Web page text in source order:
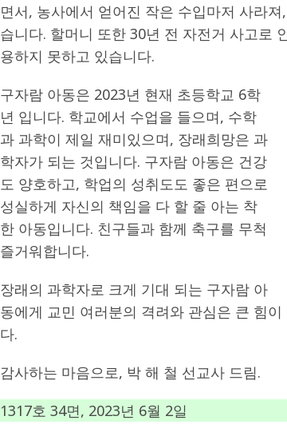
면서, 농사에서 얻어진 작은 수입마저 사라
습니다. 할머니 또한 30년 전 자전거 사고로
용하지 못하고 있습니다.
구자람 아동은 2023년 현재 초등학교 6학
년 입니다. 학교에서 수업을 들으며, 수학
과 과학이 제일 재미있으며, 장래희망은 과
학자가 되는 것입니다. 구자람 아동은 건강
도 양호하고, 학업의 성취도도 좋은 편으로
성실하게 자신의 책임을 다 할 줄 아는 착
한 아동입니다. 친구들과 함께 축구를 무척
즐거워합니다.
장래의 과학자로 크게 기대 되는 구자람 아
동에게 교민 여러분의 격려와 관심은 큰 힘
다.
감사하는 마음으로, 박 해 철 선교사 드림.
1317호 34면, 2023년 6월 2일